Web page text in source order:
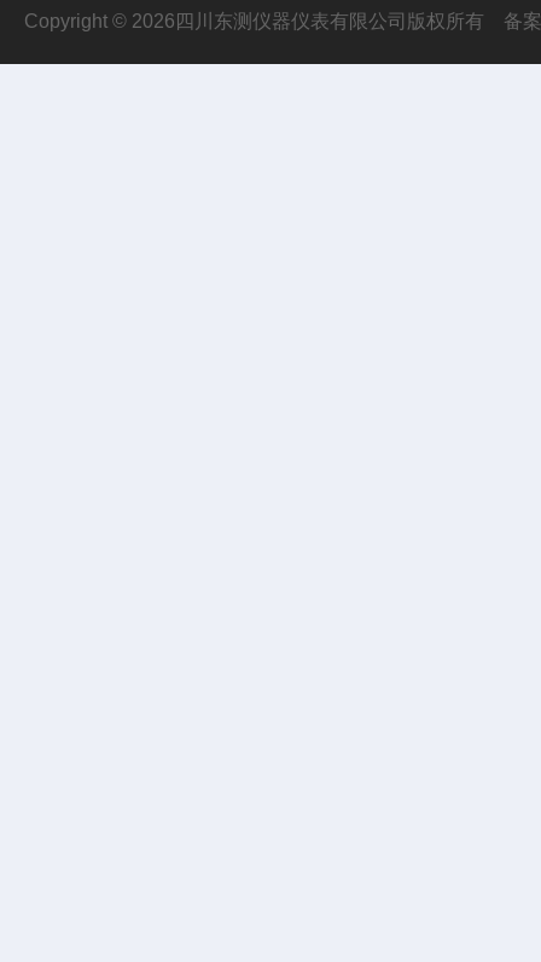
Copyright © 2026四川东测仪器仪表有限公司版权所有 备